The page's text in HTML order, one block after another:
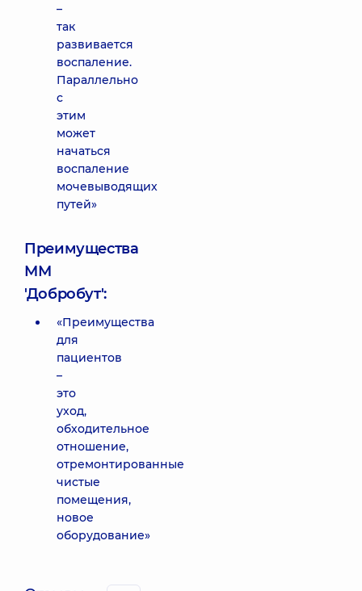
–
так
развивается
воспаление.
Параллельно
с
этим
может
начаться
воспаление
мочевыводящих
путей»
Преимущества
ММ
'Добробут':
«Преимущества
для
пациентов
–
это
уход,
обходительное
отношение,
отремонтированные
чистые
помещения,
новое
оборудование»